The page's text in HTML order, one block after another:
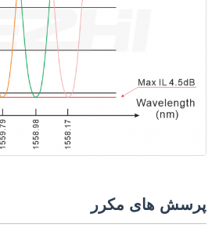
پرسش های مکرر